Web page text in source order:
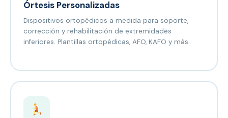
Órtesis Personalizadas
Dispositivos ortopédicos a medida para soporte,
corrección y rehabilitación de extremidades
inferiores. Plantillas ortopédicas, AFO, KAFO y más.